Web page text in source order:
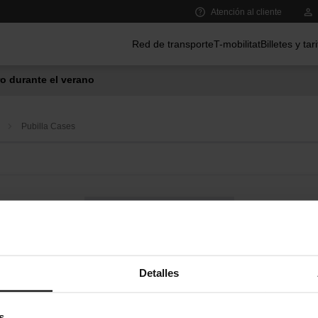
Detalles
Atención al cliente
Red de transporteT-mobilitatBilletes y
durante el verano
Pubilla Cases